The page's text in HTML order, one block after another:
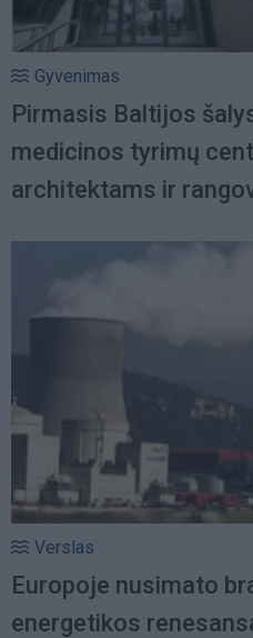
Gyvenimas
Pirmasis Baltijos
medicinos tyrimų
architektams ir
Verslas
Europoje nusimato
energetikos